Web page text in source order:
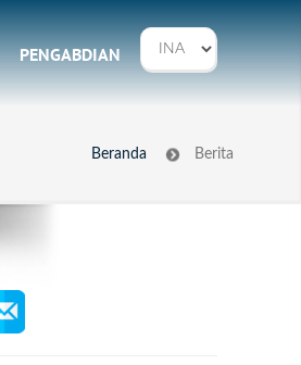
PENGABDIAN
Beranda Berita